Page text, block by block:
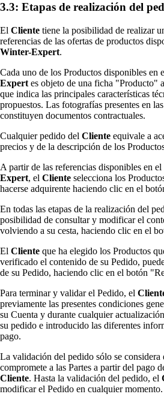
3.3: Etapas de realización del
El Cliente tiene la posibilidad de realizar
referencias de las ofertas de productos
Winter-Expert.
Cada uno de los Productos disponibles en
Expert es objeto de una ficha "Producto"
que indica las principales características
propuestos. Las fotografías presentes en
constituyen documentos contractuales.
Cualquier pedido del Cliente equivale a
precios y de la descripción de los
A partir de las referencias disponibles en
Expert, el Cliente selecciona los
hacerse adquirente haciendo clic en el
En todas las etapas de la realización del
posibilidad de consultar y modificar el
volviendo a su cesta, haciendo clic en el
El Cliente que ha elegido los Productos
verificado el contenido de su Pedido,
de su Pedido, haciendo clic en el botón
Para terminar y validar el Pedido, el
previamente las presentes condiciones
su Cuenta y durante cualquier
su pedido e introducido las diferentes
pago.
La validación del pedido sólo se
compromete a las Partes a partir del pago
Cliente. Hasta la validación del pedido, el
modificar el Pedido en cualquier momento.